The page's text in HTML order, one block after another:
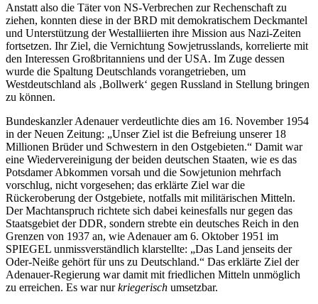
Anstatt also die Täter von NS-Verbrechen zur Rechenschaft zu
ziehen, konnten diese in der BRD mit demokratischem Deckmantel
und Unterstützung der Westalliierten ihre Mission aus Nazi-Zeiten
fortsetzen. Ihr Ziel, die Vernichtung Sowjetrusslands, korrelierte mit
den Interessen Großbritanniens und der USA. Im Zuge dessen
wurde die Spaltung Deutschlands vorangetrieben, um
Westdeutschland als ‚Bollwerk‘ gegen Russland in Stellung bringen
zu können.
Bundeskanzler Adenauer verdeutlichte dies am 16. November 1954
in der Neuen Zeitung: „Unser Ziel ist die Befreiung unserer 18
Millionen Brüder und Schwestern in den Ostgebieten.“ Damit war
eine Wiedervereinigung der beiden deutschen Staaten, wie es das
Potsdamer Abkommen vorsah und die Sowjetunion mehrfach
vorschlug, nicht vorgesehen; das erklärte Ziel war die
Rückeroberung der Ostgebiete, notfalls mit militärischen Mitteln.
Der Machtanspruch richtete sich dabei keinesfalls nur gegen das
Staatsgebiet der DDR, sondern strebte ein deutsches Reich in den
Grenzen von 1937 an, wie Adenauer am 6. Oktober 1951 im
SPIEGEL unmissverständlich klarstellte: „Das Land jenseits der
Oder-Neiße gehört für uns zu Deutschland.“ Das erklärte Ziel der
Adenauer-Regierung war damit mit friedlichen Mitteln unmöglich
zu erreichen. Es war nurkriegerisch umsetzbar.